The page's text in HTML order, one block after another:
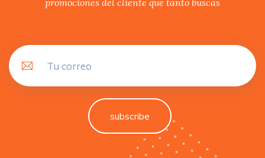
promociones del cliente que tanto buscas
subscribe